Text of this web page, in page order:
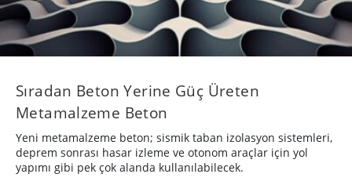
Sıradan Beton Yerine Güç Üreten
Metamalzeme Beton
Yeni metamalzeme beton; sismik taban izolasyon sistemleri,
deprem sonrası hasar izleme ve otonom araçlar için yol
yapımı gibi pek çok alanda kullanılabilecek.